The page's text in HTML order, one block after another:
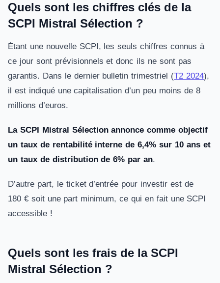
Quels sont les chiffres clés de la
SCPI Mistral Sélection ?
Étant une nouvelle SCPI, les seuls chiffres connus à
ce jour sont prévisionnels et donc ils ne sont pas
garantis. Dans le dernier bulletin trimestriel (T2 2024),
il est indiqué une capitalisation d’un peu moins de 8
millions d’euros.
La SCPI Mistral Sélection annonce comme objectif
un taux de rentabilité interne de 6,4% sur 10 ans et
un taux de distribution de 6% par an.
D’autre part, le ticket d’entrée pour investir est de
180 € soit une part minimum, ce qui en fait une SCPI
accessible !
Quels sont les frais de la SCPI
Mistral Sélection ?